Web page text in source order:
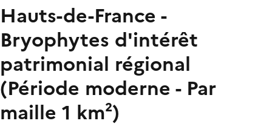
Hauts-de-France -
Bryophytes d'intérêt
patrimonial régional
(Période moderne - Par
maille 1 km²)